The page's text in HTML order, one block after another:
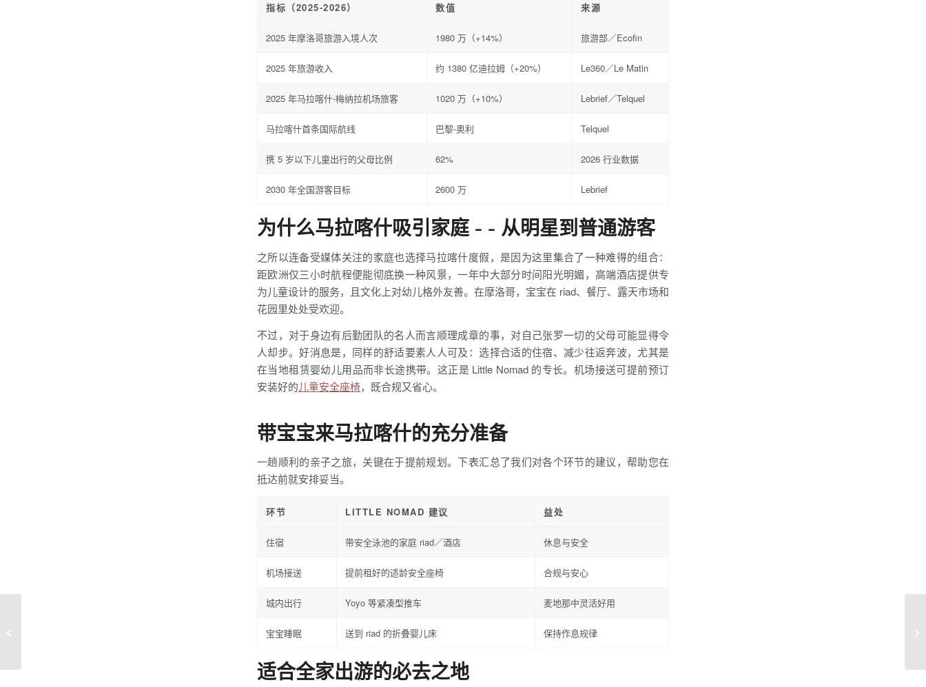
指标（2025-2026） 数值 来源
2025 年摩洛哥旅游入境人次 1980 万（+14%） 旅游部／Ecofin
2025 年旅游收入 约 1380 亿迪拉姆（+20%） Le360／Le Matin
2025 年马拉喀什-梅纳拉机场旅客 1020 万（+10%） Lebrief／Telquel
马拉喀什首条国际航线 巴黎-奥利 Telquel
携 5 岁以下儿童出行的父母比例 62% 2026 行业数据
2030 年全国游客目标 2600 万 Lebrief
为什么马拉喀什吸引家庭 - - 从明星到普通游客
之所以连备受媒体关注的家庭也选择马拉喀什度假，是因为这里集合了一种难得的组合：
距欧洲仅三小时航程便能彻底换一种风景，一年中大部分时间阳光明媚，高端酒店提供专
为儿童设计的服务，且文化上对幼儿格外友善。在摩洛哥，宝宝在 riad、餐厅、露天市场和
花园里处处受欢迎。
不过，对于身边有后勤团队的名人而言顺理成章的事，对自己张罗一切的父母可能显得令
人却步。好消息是，同样的舒适要素人人可及：选择合适的住宿、减少往返奔波，尤其是
在当地租赁婴幼儿用品而非长途携带。这正是 Little Nomad 的专长。机场接送可提前预订
安装好的儿童安全座椅，既合规又省心。
带宝宝来马拉喀什的充分准备
一趟顺利的亲子之旅，关键在于提前规划。下表汇总了我们对各个环节的建议，帮助您在
抵达前就安排妥当。
环节 LITTLE NOMAD 建议 益处
住宿 带安全泳池的家庭 riad／酒店 休息与安全
机场接送 提前租好的适龄安全座椅 合规与安心
城内出行 Yoyo 等紧凑型推车 麦地那中灵活好用
宝宝睡眠 送到 riad 的折叠婴儿床 保持作息规律
适合全家出游的必去之地